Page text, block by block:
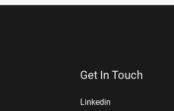
Get In Touch
Linkedin